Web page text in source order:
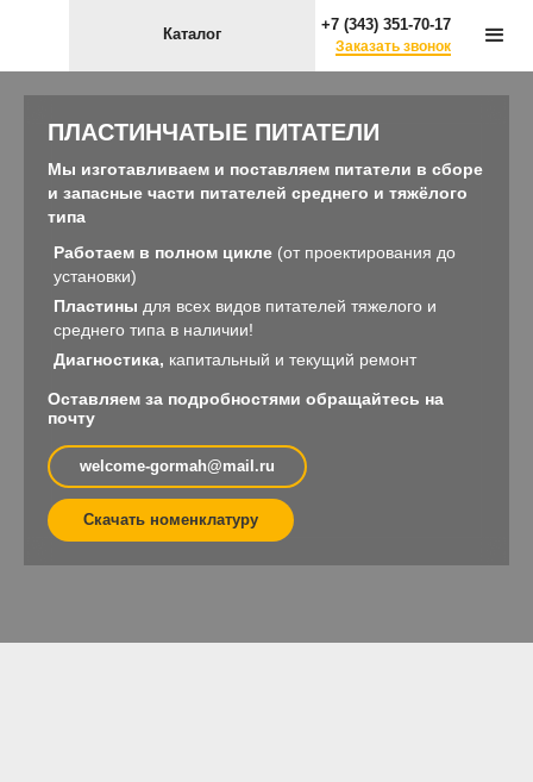
Каталог
+7 (343) 351-70-17
Заказать звонок
ПЛАСТИНЧАТЫЕ ПИТАТЕЛИ
Мы изготавливаем и поставляем питатели в сборе
и запасные части питателей среднего и тяжёлого
типа
Работаем в полном цикле (от проектирования до
установки)
Пластины для всех видов питателей тяжелого и
среднего типа в наличии!
Диагностика, капитальный и текущий ремонт
Оставляем за подробностями обращайтесь на
почту
welcome-gormah@mail.ru
Скачать номенклатуру